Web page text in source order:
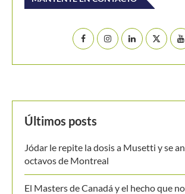
Últimos posts
Jódar le repite la dosis a Musetti y se
octavos de Montreal
El Masters de Canadá y el hecho que